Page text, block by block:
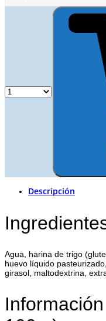
Descripción
Agua, harina de trigo
huevo líquido
girasol, maltodextrina,